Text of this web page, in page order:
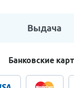
Выдача
Банковские